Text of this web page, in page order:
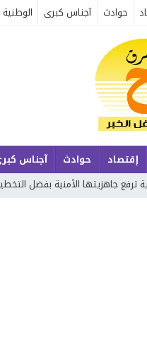
حوادث آجناس كبرى الوطنية
إقتصاد حوادث آجناس
الأمنية بفضل التخطيط المحكم